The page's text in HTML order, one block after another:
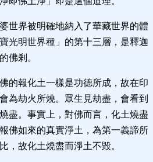
世界被明確地納入了華藏世界的體
光明世界種」的第十三層，是釋迦
佛剎。
的報化土一樣是功德所成，故在印
為劫火所燒。眾生見劫盡，會看到
盡。事實上，對佛而言，化土燒盡
佛如來的真實淨土，為第一義諦所
，故化土燒盡而淨土不毀。